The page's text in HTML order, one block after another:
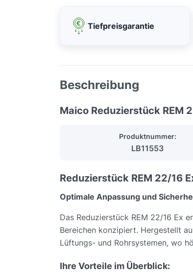
Tiefpreisgarantie
Beschreibung
Maico Reduzierstück REM
Produktnummer:
LB11553
Reduzierstück REM 22/16
Optimale Anpassung und
Das Reduzierstück REM 22/16 Ex
Bereichen konzipiert. Hergestellt
Lüftungs- und Rohrsystemen, wo
Ihre Vorteile im Überblick: